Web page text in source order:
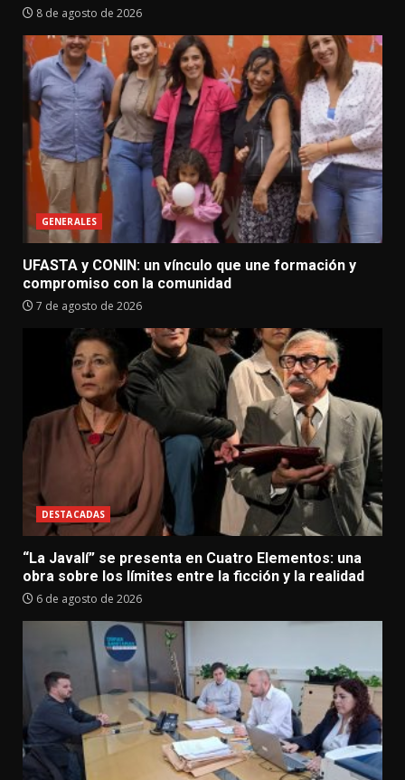
8 de agosto de 2026
GENERALES
UFASTA y CONIN: un vínculo que une formación y
compromiso con la comunidad
7 de agosto de 2026
DESTACADAS
“La Javalí” se presenta en Cuatro Elementos: una
obra sobre los límites entre la ficción y la realidad
6 de agosto de 2026